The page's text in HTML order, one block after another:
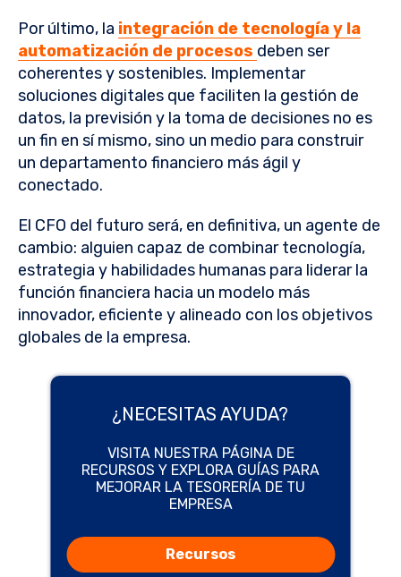
Por último, la integración de tecnología y la
automatización de procesos deben ser
coherentes y sostenibles. Implementar
soluciones digitales que faciliten la gestión de
datos, la previsión y la toma de decisiones no es
un fin en sí mismo, sino un medio para construir
un departamento financiero más ágil y
conectado.
El CFO del futuro será, en definitiva, un agente de
cambio: alguien capaz de combinar tecnología,
estrategia y habilidades humanas para liderar la
función financiera hacia un modelo más
innovador, eficiente y alineado con los objetivos
globales de la empresa.
¿NECESITAS AYUDA?
VISITA NUESTRA PÁGINA DE
RECURSOS Y EXPLORA GUÍAS PARA
MEJORAR LA TESORERÍA DE TU
EMPRESA
Recursos